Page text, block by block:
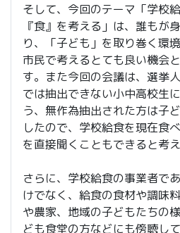
そして、今回のテーマ「学校
『食』を考える」は、誰もが
り、「子ども」を取り巻く環
市民で考えるとても良い機会
す。また今回の会議は、選挙
では抽出できない小中高校生
う、無作為抽出された方は子
したので、学校給食を現在食
を直接聞くこともできると考え
さらに、学校給食の事業者で
けでなく、給食の食材や調味
や農家、地域の子どもたちの
ども食堂の方などにも傍聴し